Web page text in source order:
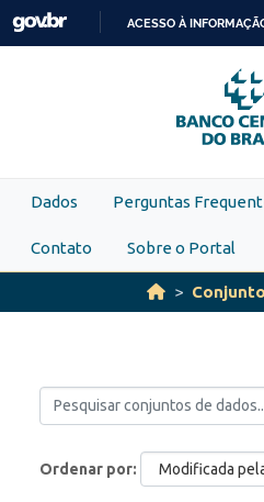
Skip to main content
O
ACESSO À
Dados Perguntas
Contato Sobre o Portal
Ordenar por